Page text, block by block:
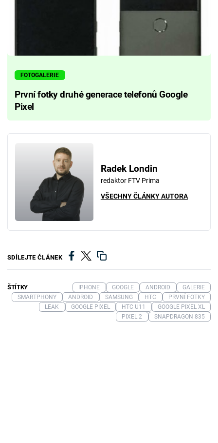
FOTOGALERIE
První fotky druhé generace telefonů Google
Pixel
Radek Londin
redaktor FTV Prima
VŠECHNY ČLÁNKY AUTORA
SDÍLEJTE ČLÁNEK
ŠTÍTKY IPHONE GOOGLE ANDROID
GALERIE
SMARTPHONY
ANDROID SAMSUNG HTC
PRVNÍ FOTKY
LEAK
GOOGLE PIXEL HTC U11
GOOGLE PIXEL XL
PIXEL 2
SNAPDRAGON 835